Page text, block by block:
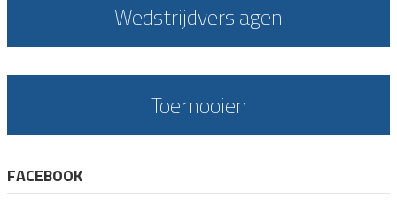
Wedstrijdverslagen
Toernooien
FACEBOOK